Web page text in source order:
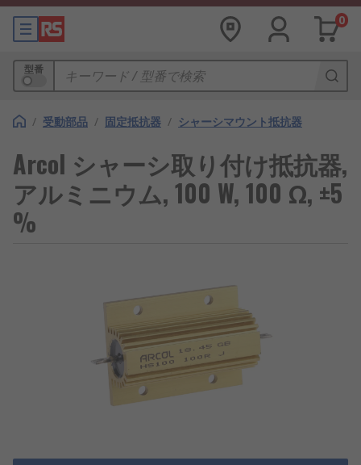
0
型番
/ 受動部品 / 固定抵抗器 / シャーシマウント抵抗器
Arcol シャーシ取り付け抵抗器,
アルミニウム, 100 W, 100 Ω, ±5
%